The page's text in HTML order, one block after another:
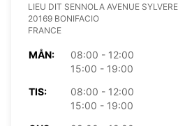
LIEU DIT SENNOLA AVENUE SYLVERE
20169 BONIFACIO
FRANCE
MÅN:
08:00 - 12:00
15:00 - 19:00
TIS:
08:00 - 12:00
15:00 - 19:00